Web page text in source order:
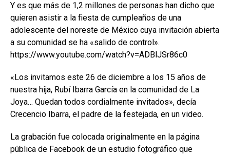
Y es que más de 1,2 millones de personas han dicho que
quieren asistir a la fiesta de cumpleaños de una
adolescente del noreste de México cuya invitación abierta
a su comunidad se ha «salido de control».
https://www.youtube.com/watch?v=ADBlJSr86c0
«Los invitamos este 26 de diciembre a los 15 años de
nuestra hija, Rubí Ibarra García en la comunidad de La
Joya… Quedan todos cordialmente invitados», decía
Crecencio Ibarra, el padre de la festejada, en un video.
La grabación fue colocada originalmente en la página
pública de Facebook de un estudio fotográfico que